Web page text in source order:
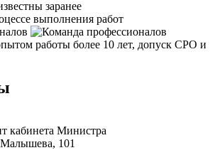
выполнения работ
работы более 10 лет, допуск СРО и
кабинета Министра
Малышева, 101